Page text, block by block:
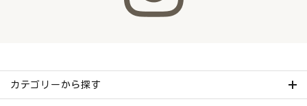
カテゴリーから探す